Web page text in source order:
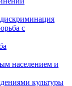
с
населением и
культуры